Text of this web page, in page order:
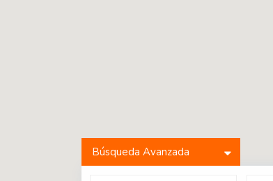
Búsqueda Avanzada